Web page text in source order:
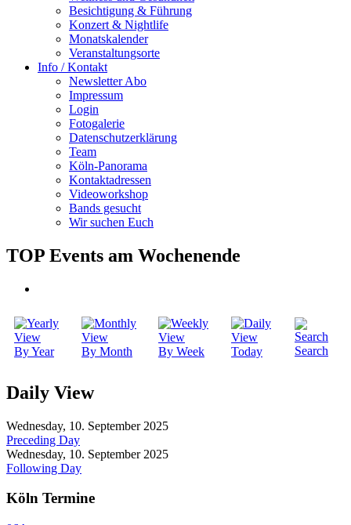
Besichtigung & Führung
Konzert & Nightlife
Monatskalender
Veranstaltungsorte
Info / Kontakt
Newsletter Abo
Impressum
Login
Fotogalerie
Datenschutzerklärung
Team
Köln-Panorama
Kontaktadressen
Videoworkshop
Bands gesucht
Wir suchen Euch
TOP Events am Wochenende
By Year By Month By Week Today Search
Daily View
Wednesday, 10. September 2025
Preceding Day
Wednesday, 10. September 2025
Following Day
Köln Termine